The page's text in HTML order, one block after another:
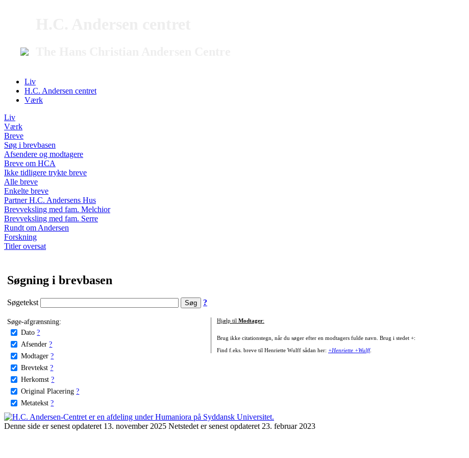
Liv
H.C. Andersen centret
Værk
Liv
Værk
Breve
Søg i brevbasen
Afsendere og modtagere
Breve om HCA
Ikke tidligere trykte breve
Alle breve
Enkelte breve
Partner H.C. Andersens Hus
Brevveksling med fam. Melchior
Brevveksling med fam. Serre
Rundt om Andersen
Forskning
Titler oversat
Søgning i brevbasen
Søgetekst ?
Søge-afgrænsning:
Dato ?
Afsender ?
Modtager ?
Brevtekst ?
Herkomst ?
Original Placering ?
Metatekst ?
Hjælp til Modtager:
Brug ikke citationstegn, når du søger efter en modtagers fulde navn. Brug i stedet +:
Find f.eks. breve til Henriette Wulff sådan her: +Henriette +Wulff.
Denne side er senest opdateret 13. november 2025 Netstedet er senest opdateret 23. februar 2023